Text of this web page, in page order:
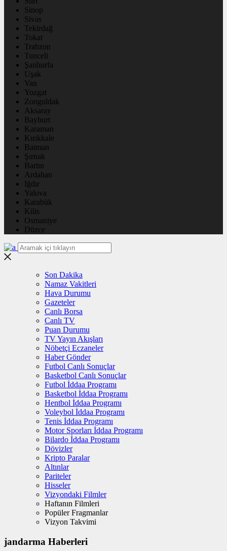
Sinop
Sivas
Tekirdağ
Tokat
Trabzon
Tunceli
Şanlıurfa
Uşak
Van
Yozgat
Zonguldak
Aksaray
Bayburt
Karaman
Kırıkkale
Batman
Şırnak
Bartın
Ardahan
Iğdır
Yalova
Karabük
Kilis
Osmaniye
Düzce
Son Dakika
Namaz Vakitleri
Hava Durumu
Gazeteler
Canlı Borsa
Canlı TV
Puan Durumu
TV Yayın Akışları
Nöbetçi Eczaneler
Haber Gönder
Futbol Canlı Sonuçlar
Basketbol Canlı Sonuçlar
Futbol İddaa Programı
Basketbol İddaa Programı
Hentbol İddaa Programı
Voleybol İddaa Programı
Tenis İddaa Programı
Motor Sporları İddaa Programı
Bilardo İddaa Programı
Dövizler
Kripto Paralar
Altınlar
Pariteler
Hisseler
Vizyondaki Filmler
Haftanın Filmleri
Popüler Fragmanlar
Vizyon Takvimi
jandarma Haberleri